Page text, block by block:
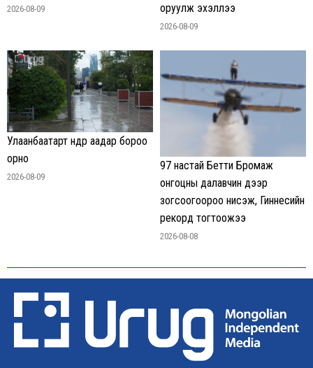
2026-08-09
оруулж эхэллээ
2026-08-09
Улаанбаатарт өнөөдөр аадар бороо
орно
2026-08-09
97 настай Бетти Бромаж
онгоцны далавчин дээр
зогсоогоороо нисэж, Гиннесийн
рекорд тогтоожээ
2026-08-08